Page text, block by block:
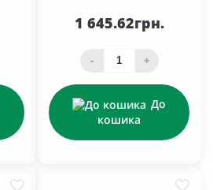
1 645.62грн.
- +
До
кошика